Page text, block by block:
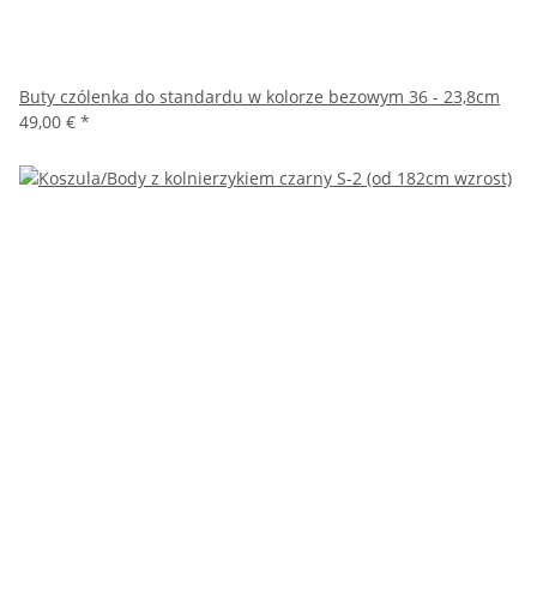
Buty czólenka do standardu w kolorze bezowym 36 - 23,8cm
49,00 € *